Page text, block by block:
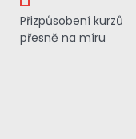
Přizpůsobení kurzů
přesně na míru